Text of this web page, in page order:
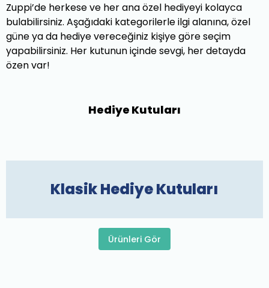
Zuppi’de herkese ve her ana özel hediyeyi kolayca
bulabilirsiniz. Aşağıdaki kategorilerle ilgi alanına, özel
güne ya da hediye vereceğiniz kişiye göre seçim
yapabilirsiniz. Her kutunun içinde sevgi, her detayda
özen var!
Hediye Kutuları
Klasik Hediye Kutuları
Ürünleri Gör